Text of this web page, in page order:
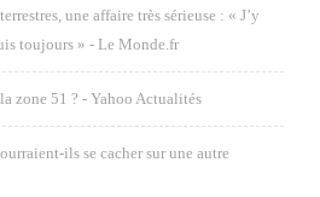
une affaire très sérieuse : « J’y
toujours » - Le Monde.fr
zone 51 ? - Yahoo Actualités
ils se cacher sur une autre